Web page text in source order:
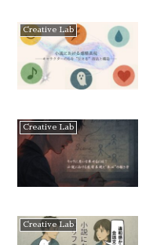
Creative Lab
Creative Lab
Creative Lab